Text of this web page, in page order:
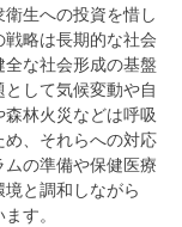
生への投資を惜し
略は長期的な社会
な社会形成の基盤
して気候変動や自
林火災などは呼吸
、それらへの対応
の準備や保健医療
と調和しながら
す。